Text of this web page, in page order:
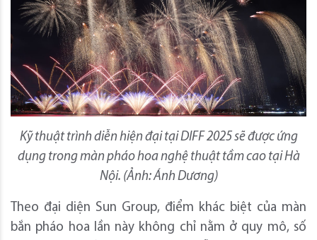
Kỹ thuật trình diễn hiện đại tại DIFF 2025 sẽ được ứng
dụng trong màn pháo hoa nghệ thuật tầm cao tại Hà
Nội. (Ảnh: Ánh Dương)
Theo đại diện Sun Group, điểm khác biệt của màn
bắn pháo hoa lần này không chỉ nằm ở quy mô, số